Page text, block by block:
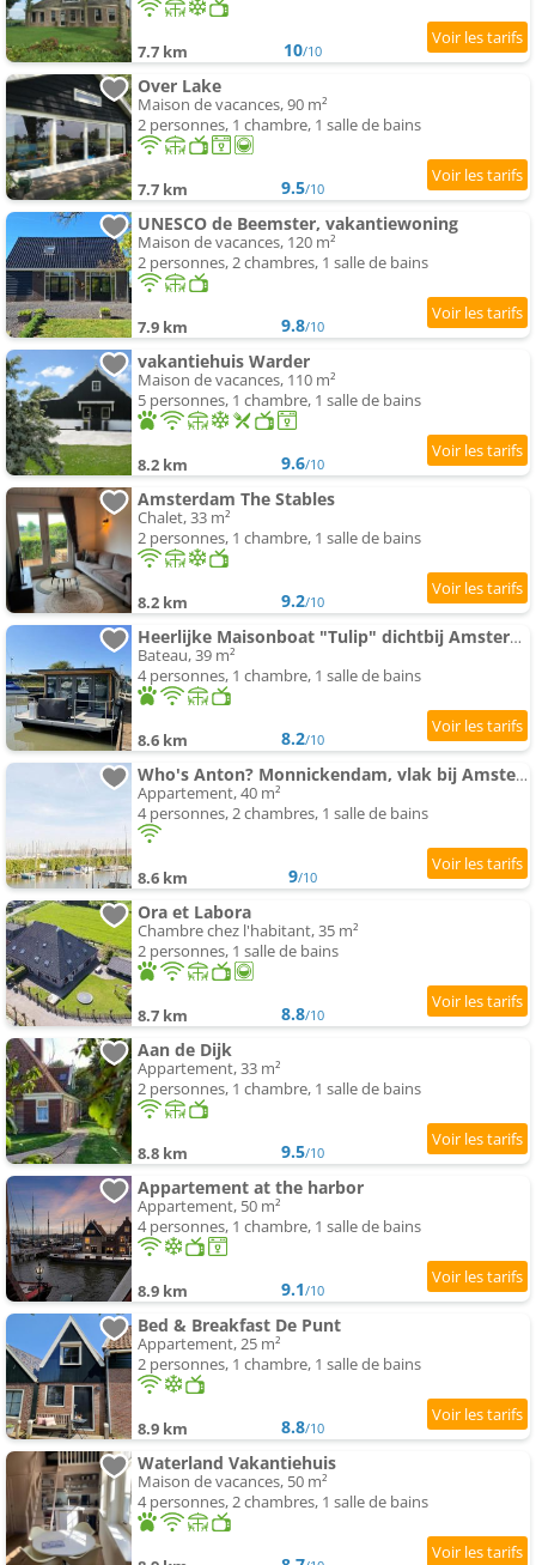
7.7 km 10/10
Over Lake
Maison de vacances, 90 m²
2 personnes, 1 chambre, 1 salle de bains
7.7 km 9.5/10
UNESCO de Beemster, vakantiewoning
Maison de vacances, 120 m²
2 personnes, 2 chambres, 1 salle de bains
7.9 km 9.8/10
vakantiehuis Warder
Maison de vacances, 110 m²
5 personnes, 1 chambre, 1 salle de bains
8.2 km 9.6/10
Amsterdam The Stables
Chalet, 33 m²
2 personnes, 1 chambre, 1 salle de bains
8.2 km 9.2/10
Heerlijke Maisonboat "Tulip" dichtbij Amsterdam
Bateau, 39 m²
4 personnes, 1 chambre, 1 salle de bains
8.6 km 8.2/10
Who's Anton? Monnickendam, vlak bij Amsterdam
Appartement, 40 m²
4 personnes, 2 chambres, 1 salle de bains
8.6 km 9/10
Ora et Labora
Chambre chez l'habitant, 35 m²
2 personnes, 1 salle de bains
8.7 km 8.8/10
Aan de Dijk
Appartement, 33 m²
2 personnes, 1 chambre, 1 salle de bains
8.8 km 9.5/10
Appartement at the harbor
Appartement, 50 m²
4 personnes, 1 chambre, 1 salle de bains
8.9 km 9.1/10
Bed & Breakfast De Punt
Appartement, 25 m²
2 personnes, 1 chambre, 1 salle de bains
8.9 km 8.8/10
Waterland Vakantiehuis
Maison de vacances, 50 m²
4 personnes, 2 chambres, 1 salle de bains